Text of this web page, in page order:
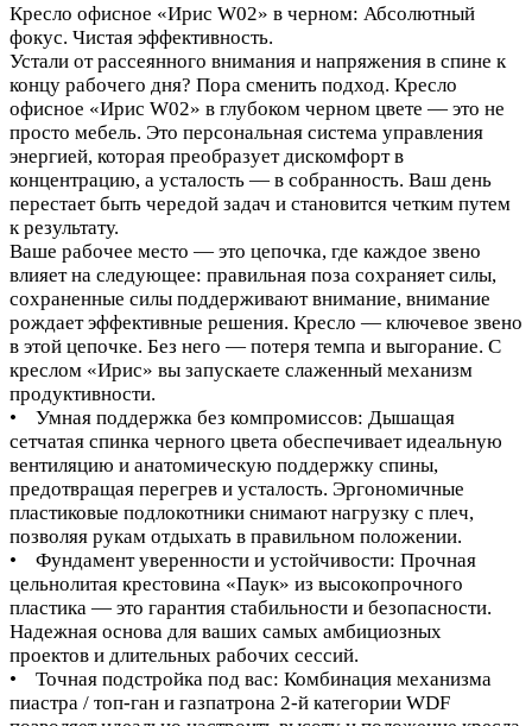
Кресло офисное «Ирис W02» в черном: Абсолютный
фокус. Чистая эффективность.
Устали от рассеянного внимания и напряжения в спине к
концу рабочего дня? Пора сменить подход. Кресло
офисное «Ирис W02» в глубоком черном цвете — это не
просто мебель. Это персональная система управления
энергией, которая преобразует дискомфорт в
концентрацию, а усталость — в собранность. Ваш день
перестает быть чередой задач и становится четким путем
к результату.
Ваше рабочее место — это цепочка, где каждое звено
влияет на следующее: правильная поза сохраняет силы,
сохраненные силы поддерживают внимание, внимание
рождает эффективные решения. Кресло — ключевое звено
в этой цепочке. Без него — потеря темпа и выгорание. С
креслом «Ирис» вы запускаете слаженный механизм
продуктивности.
• Умная поддержка без компромиссов: Дышащая
сетчатая спинка черного цвета обеспечивает идеальную
вентиляцию и анатомическую поддержку спины,
предотвращая перегрев и усталость. Эргономичные
пластиковые подлокотники снимают нагрузку с плеч,
позволяя рукам отдыхать в правильном положении.
• Фундамент уверенности и устойчивости: Прочная
цельнолитая крестовина «Паук» из высокопрочного
пластика — это гарантия стабильности и безопасности.
Надежная основа для ваших самых амбициозных
проектов и длительных рабочих сессий.
• Точная подстройка под вас: Комбинация механизма
пиастра / топ-ган и газпатрона 2-й категории WDF